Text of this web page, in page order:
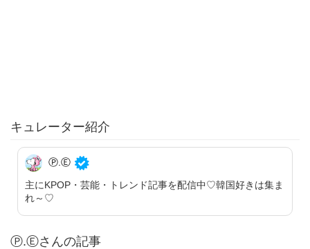
キュレーター紹介
Ⓟ.Ⓔ
主にKPOP・芸能・トレンド記事を配信中♡韓国好きは集ま
れ～♡
Ⓟ.Ⓔさんの記事